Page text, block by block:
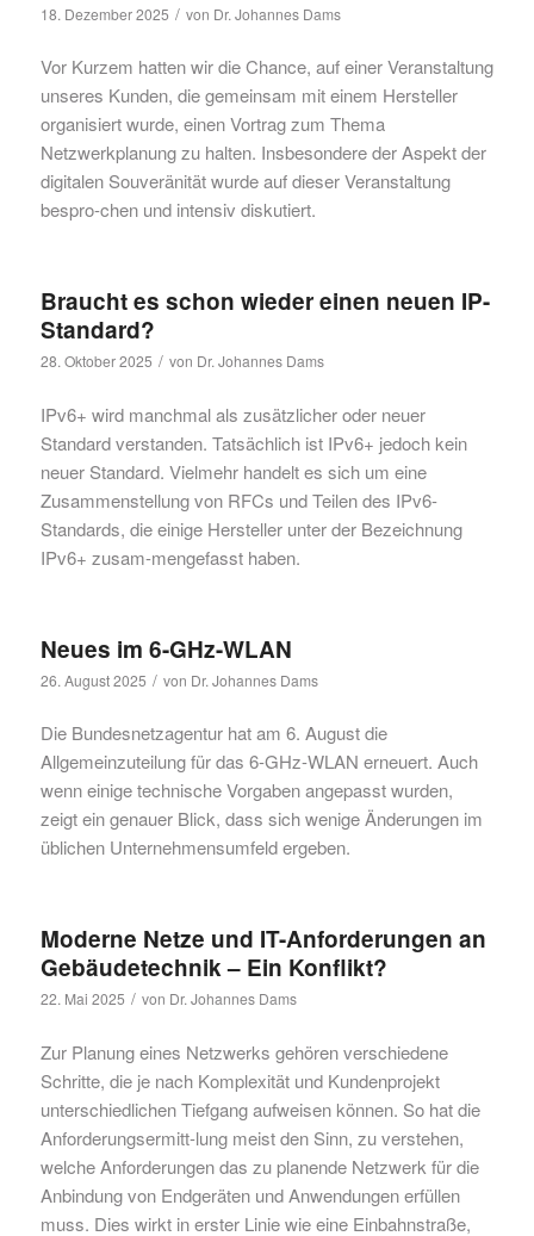
18. Dezember 2025 / von Dr. Johannes Dams
Vor Kurzem hatten wir die Chance, auf einer Veranstaltung
unseres Kunden, die gemeinsam mit einem Hersteller
organisiert wurde, einen Vortrag zum Thema
Netzwerkplanung zu halten. Insbesondere der Aspekt der
digitalen Souveränität wurde auf dieser Veranstaltung
bespro-chen und intensiv diskutiert.
Braucht es schon wieder einen neuen IP-
Standard?
28. Oktober 2025 / von Dr. Johannes Dams
IPv6+ wird manchmal als zusätzlicher oder neuer
Standard verstanden. Tatsächlich ist IPv6+ jedoch kein
neuer Standard. Vielmehr handelt es sich um eine
Zusammenstellung von RFCs und Teilen des IPv6-
Standards, die einige Hersteller unter der Bezeichnung
IPv6+ zusam-mengefasst haben.
Neues im 6-GHz-WLAN
26. August 2025 / von Dr. Johannes Dams
Die Bundesnetzagentur hat am 6. August die
Allgemeinzuteilung für das 6-GHz-WLAN erneuert. Auch
wenn einige technische Vorgaben angepasst wurden,
zeigt ein genauer Blick, dass sich wenige Änderungen im
üblichen Unternehmensumfeld ergeben.
Moderne Netze und IT-Anforderungen an
Gebäudetechnik – Ein Konflikt?
22. Mai 2025 / von Dr. Johannes Dams
Zur Planung eines Netzwerks gehören verschiedene
Schritte, die je nach Komplexität und Kundenprojekt
unterschiedlichen Tiefgang aufweisen können. So hat die
Anforderungsermitt-lung meist den Sinn, zu verstehen,
welche Anforderungen das zu planende Netzwerk für die
Anbindung von Endgeräten und Anwendungen erfüllen
muss. Dies wirkt in erster Linie wie eine Einbahnstraße,